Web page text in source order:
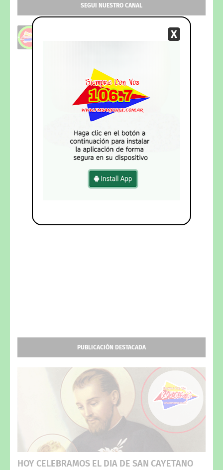
SEGUI NUESTRO CANAL
PUBLICACIÓN DESTACADA
HOY CELEBRAMOS EL DIA DE SAN CAYETANO
X